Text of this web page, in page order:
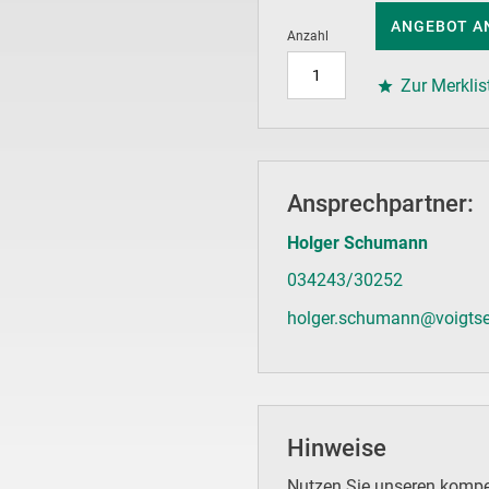
Anzahl
ANGEBOT
Zur
Ansprechpartner:
Holger Schumann
034243/30252
Hinweise